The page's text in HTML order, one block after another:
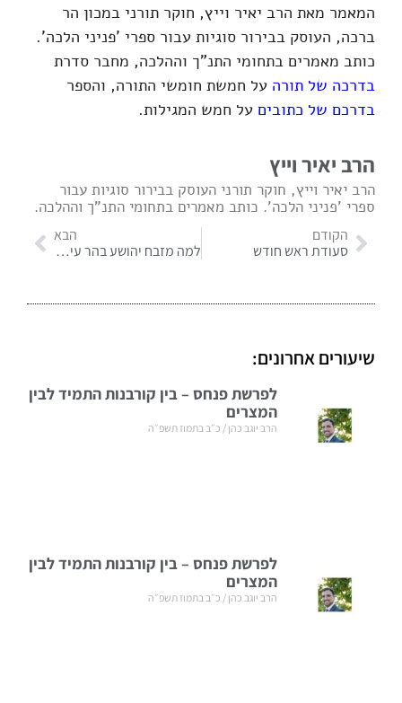
המאמר מאת הרב יאיר וייץ, חוקר תורני במכון הר
ברכה, העוסק בבירור סוגיות עבור ספרי 'פניני הלכה'.
כותב מאמרים בתחומי התנ"ך וההלכה, מחבר סדרת
בדרכה של תורה על חמשת חומשי התורה, והספר
בדרכם של כתובים על חמש המגילות.
הרב יאיר וייץ
הרב יאיר וייץ, חוקר תורני העוסק בבירור סוגיות עבור
ספרי 'פניני הלכה'. כותב מאמרים בתחומי התנ"ך וההלכה.
הקודם
סעודת ראש חודש
הבא
למה מזבח יהושע בהר עיבל כל כך חשוב לנו?
שיעורים אחרונים:
לפרשת פנחס – בין קורבנות התמיד לבין
המצרים
הרב יוגב כהן כ״ב בתמוז תשפ״ה
לפרשת פנחס – בין קורבנות התמיד לבין
המצרים
הרב יוגב כהן כ״ב בתמוז תשפ״ה